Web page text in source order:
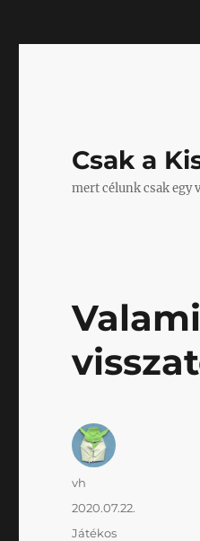
Csak a
mert célunk csak egy
Szerző
vh
Közzétéve
2020.07.22.
Kategória
Játékos